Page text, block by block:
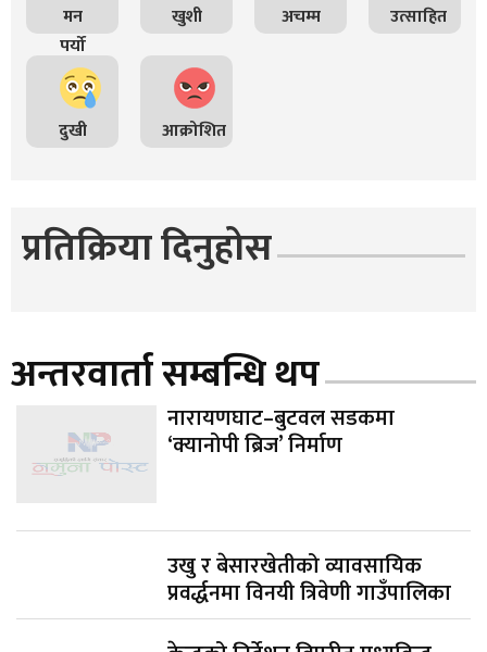
मन
पर्यो
खुशी अचम्म उत्साहित
दुखी आक्रोशित
प्रतिक्रिया दिनुहोस
अन्तरवार्ता सम्बन्धि थप
नारायणघाट–बुटवल सडकमा
‘क्यानोपी ब्रिज’ निर्माण
उखु र बेसारखेतीको व्यावसायिक
प्रवर्द्धनमा विनयी त्रिवेणी गाउँपालिका